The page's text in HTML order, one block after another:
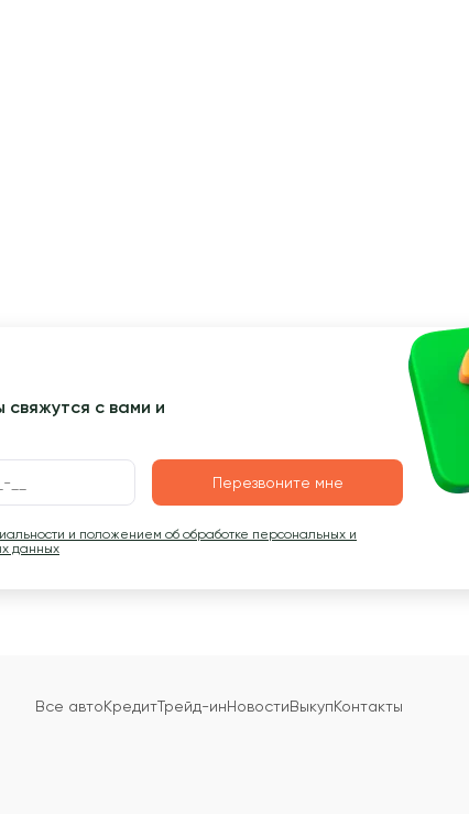
с вами и
Перезвоните мне
и положением об обработке персональных и
данных
Все автоКредитТрейд-инНовостиВыкупКонтакты